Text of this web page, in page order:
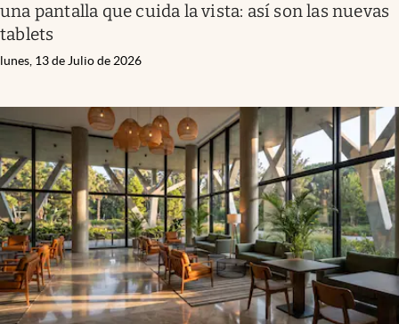
una pantalla que cuida la vista: así son las nuevas
tablets
lunes, 13 de Julio de 2026